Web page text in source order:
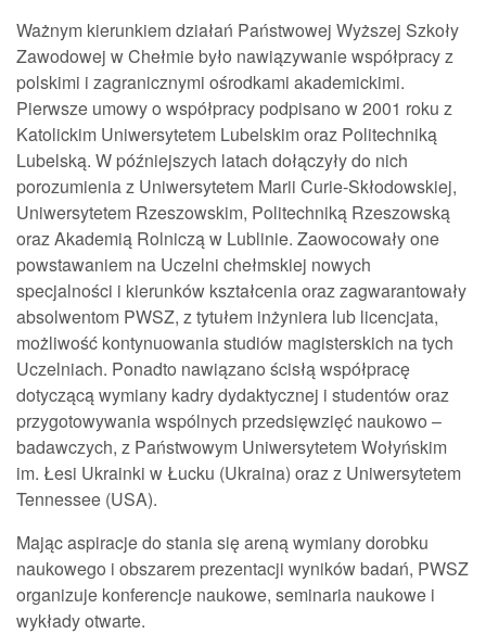
Ważnym kierunkiem działań Państwowej Wyższej Szkoły
Zawodowej w Chełmie było nawiązywanie współpracy z
polskimi i zagranicznymi ośrodkami akademickimi.
Pierwsze umowy o współpracy podpisano w 2001 roku z
Katolickim Uniwersytetem Lubelskim oraz Politechniką
Lubelską. W późniejszych latach dołączyły do nich
porozumienia z Uniwersytetem Marii Curie-Skłodowskiej,
Uniwersytetem Rzeszowskim, Politechniką Rzeszowską
oraz Akademią Rolniczą w Lublinie. Zaowocowały one
powstawaniem na Uczelni chełmskiej nowych
specjalności i kierunków kształcenia oraz zagwarantowały
absolwentom PWSZ, z tytułem inżyniera lub licencjata,
możliwość kontynuowania studiów magisterskich na tych
Uczelniach. Ponadto nawiązano ścisłą współpracę
dotyczącą wymiany kadry dydaktycznej i studentów oraz
przygotowywania wspólnych przedsięwzięć naukowo –
badawczych, z Państwowym Uniwersytetem Wołyńskim
im. Łesi Ukrainki w Łucku (Ukraina) oraz z Uniwersytetem
Tennessee (USA).
Mając aspiracje do stania się areną wymiany dorobku
naukowego i obszarem prezentacji wyników badań, PWSZ
organizuje konferencje naukowe, seminaria naukowe i
wykłady otwarte.